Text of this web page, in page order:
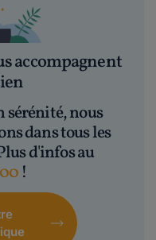
accompagnent
sérénité, nous
dans tous les
d'infos au
!